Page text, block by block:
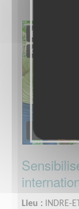
Lieu :
INDRE-